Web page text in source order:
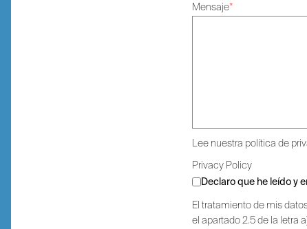
Mensaje*
Lee nuestra política de
Privacy Policy
Declaro que he leído y
El tratamiento de mis
el apartado 2.5 de la letra